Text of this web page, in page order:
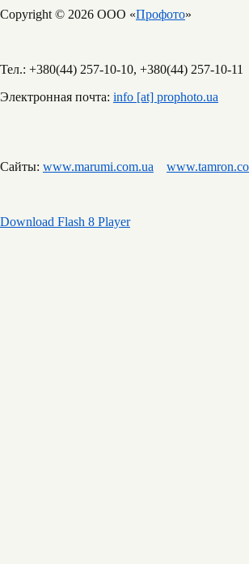
Copyright © 2026 ООО «Профото»
Тел.: +380(44) 257-10-10, +380(44) 257-10-11
Электронная почта: info [at] prophoto.ua
Сайты: www.marumi.com.ua
Download Flash 8 Player